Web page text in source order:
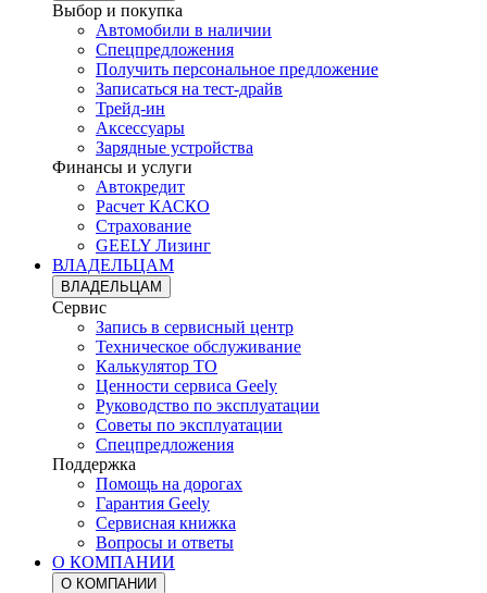
Выбор и покупка
Автомобили в наличии
Спецпредложения
Получить персональное предложение
Записаться на тест-драйв
Трейд-ин
Аксессуары
Зарядные устройства
Финансы и услуги
Автокредит
Расчет КАСКО
Страхование
GEELY Лизинг
ВЛАДЕЛЬЦАМ
ВЛАДЕЛЬЦАМ
Сервис
Запись в сервисный центр
Техническое обслуживание
Калькулятор ТО
Ценности сервиса Geely
Руководство по эксплуатации
Советы по эксплуатации
Спецпредложения
Поддержка
Помощь на дорогах
Гарантия Geely
Сервисная книжка
Вопросы и ответы
О КОМПАНИИ
О КОМПАНИИ